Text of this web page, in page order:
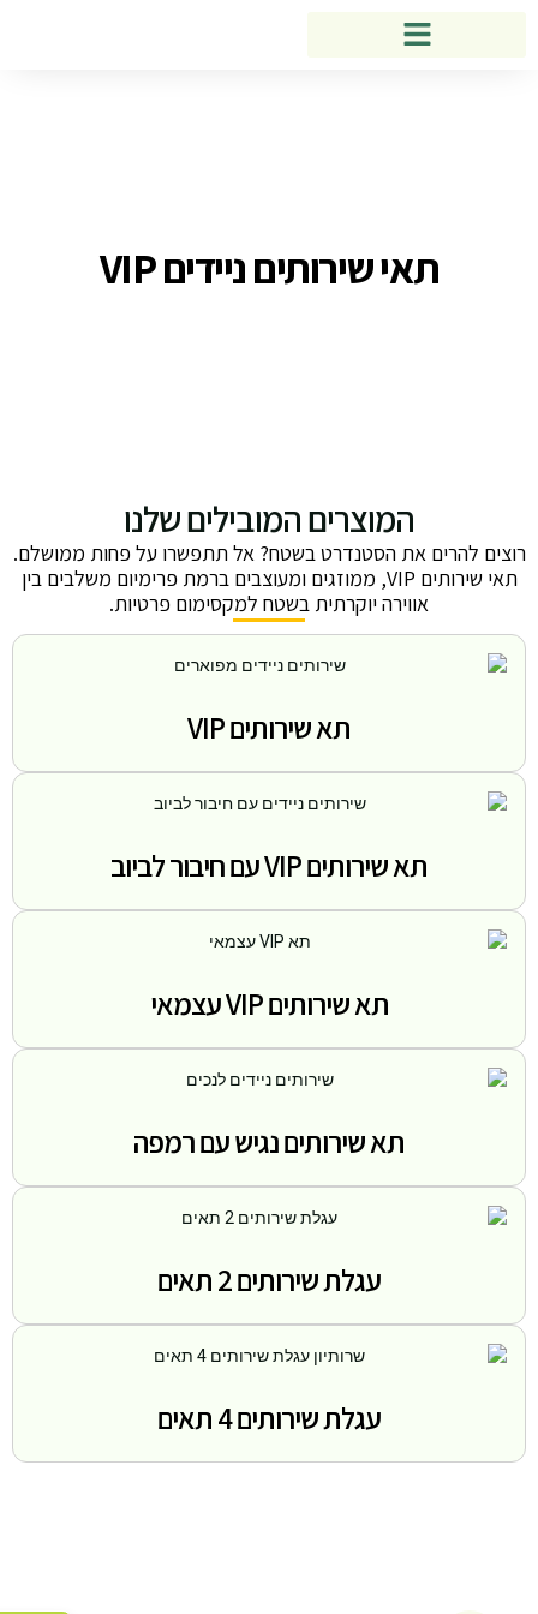
תאי שירותים ניידים VIP
המוצרים המובילים שלנו
רוצים להרים את הסטנדרט בשטח? אל תתפשרו על פחות ממושלם.
תאי שירותים VIP, ממוזגים ומעוצבים ברמת פרימיום משלבים בין
אווירה יוקרתית בשטח למקסימום פרטיות.
תא שירותים VIP
תא שירותים VIP עם חיבור לביוב
תא שירותים VIP עצמאי
תא שירותים נגיש עם רמפה
עגלת שירותים 2 תאים
עגלת שירותים 4 תאים